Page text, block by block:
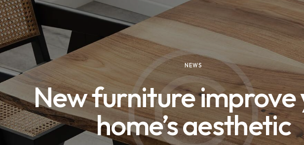
NEWS
New furniture improve
home’s aesthetic